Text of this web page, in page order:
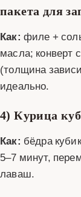
пакета для
Как: филе +
масла; конверт
(толщина
идеально.
4) Курица
Как: бёдра
5–7 минут,
лаваш.